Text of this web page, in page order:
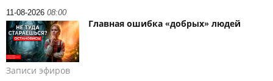
11-08-2026 08:00
Главная ошибка «добрых» людей
Записи эфиров